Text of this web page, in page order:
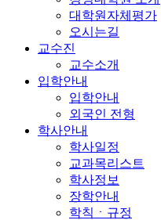
대학원자체평가
오시는길
교수진
교수소개
입학안내
입학안내
외국인 전형
학사안내
학사일정
교과목리스트
학사정보
장학안내
학칙ㆍ규정